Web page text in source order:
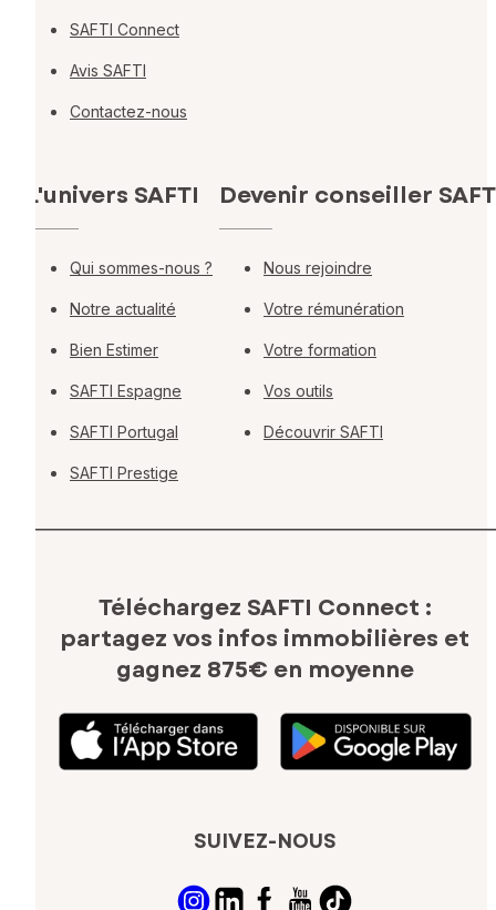
SAFTI Connect
Avis SAFTI
Contactez-nous
L'univers SAFTI
Qui sommes-nous ?
Notre actualité
Bien Estimer
SAFTI Espagne
SAFTI Portugal
SAFTI Prestige
Devenir conseiller
Nous rejoindre
Votre rémunération
Votre formation
Vos outils
Découvrir SAFTI
Téléchargez SAFTI Connect :
partagez vos infos immobilières et
gagnez 875€ en moyenne
SUIVEZ-NOUS